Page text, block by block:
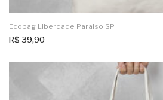
Ecobag Liberdade Paraiso SP
R$ 39,90